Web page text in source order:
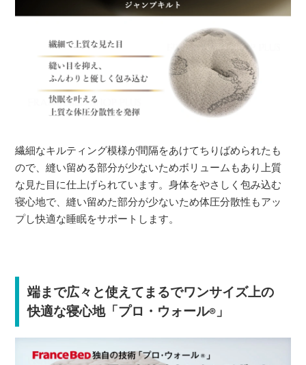
繊細なキルティング模様が間隔をあけてちりばめられたも
ので、縫い留める部分が少ないためボリュームもあり上質
な見た目に仕上げられています。身体をやさしく包み込む
寝心地で、縫い留めた部分が少ないため体圧分散性もアッ
プし快適な睡眠をサポートします。
端まで広々と使えてまるでワンサイズ上の
快適な寝心地「プロ・ウォール®」